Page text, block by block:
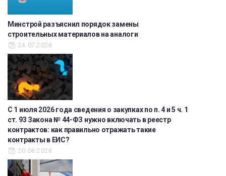
Минстрой разъяснил порядок замены
строительных материалов на аналоги
24.07.2026
С 1 июля 2026 года сведения о закупках по п. 4 и 5 ч. 1
ст. 93 Закона № 44-ФЗ нужно включать в реестр
контрактов: как правильно отражать такие
контракты в ЕИС?
20.06.2026